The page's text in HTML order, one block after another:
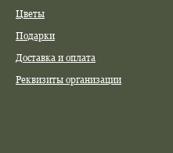
Цветы
Подарки
Доставка и оплата
Реквизиты организации